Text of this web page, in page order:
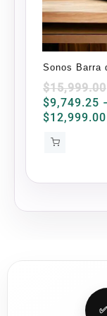
Sonos Barra
Arc WiFi
Dolby Atmos
$15,999.00
$9,749.25
$12,999.00